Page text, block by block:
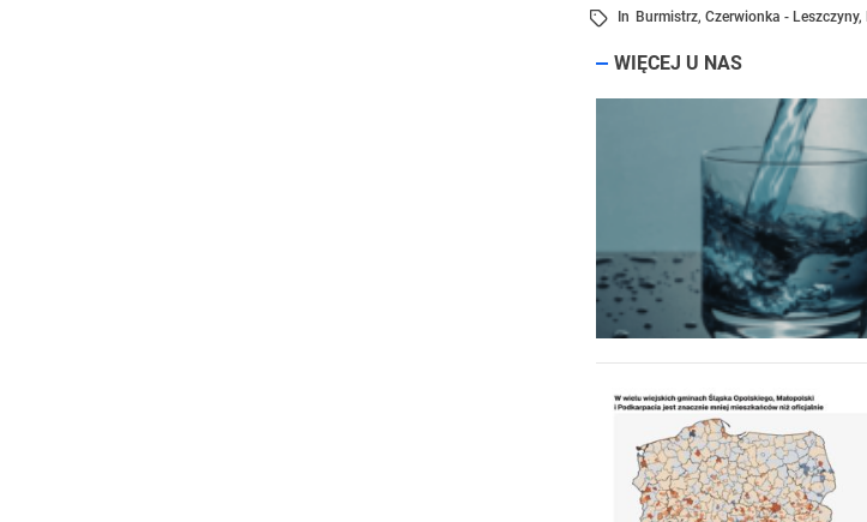
In Burmistrz, Czerwionka - Leszczyny,
WIĘCEJ U NAS